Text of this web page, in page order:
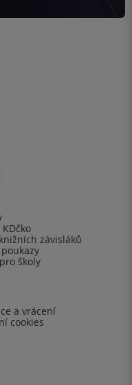
závisláků
školy
a vrácení
cookies